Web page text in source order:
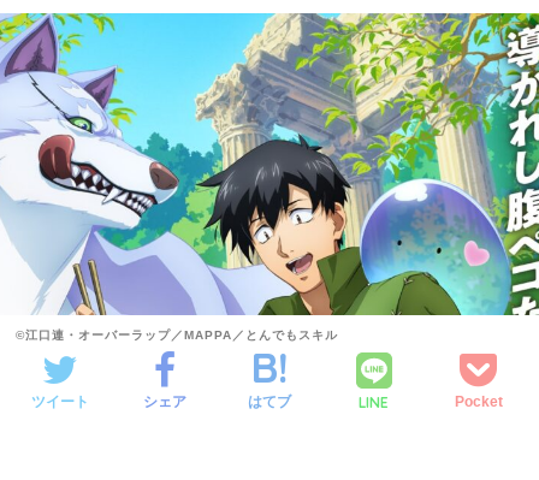
©江口連・オーバーラップ／MAPPA／とんでもスキル
ツイート シェア はてブ LINE Pocket